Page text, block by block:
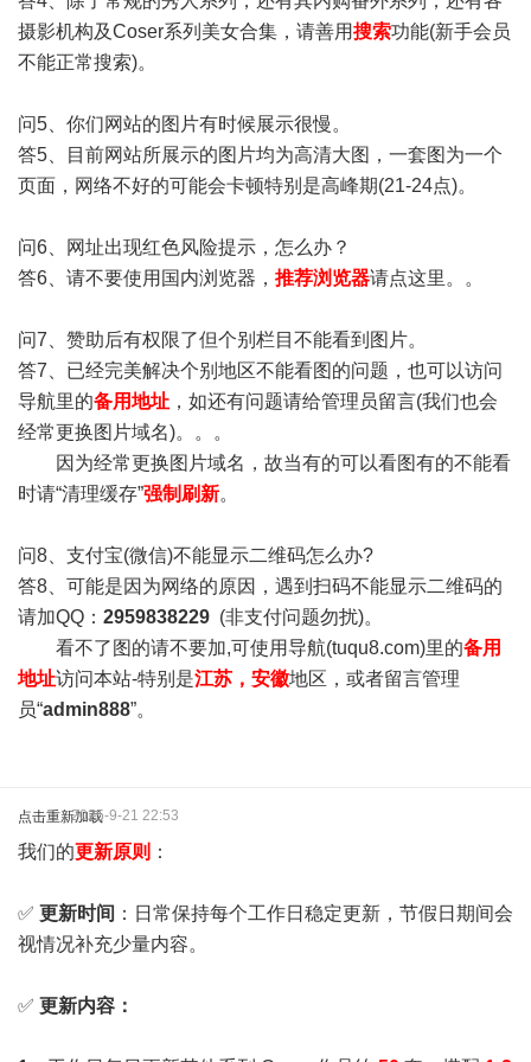
摄影机构及Coser系列美女合集，请善用搜索功能(新手会员
不能正常搜索)。
问5、你们网站的图片有时候展示很慢。
答5、目前网站所展示的图片均为高清大图，一套图为一个
页面，网络不好的可能会卡顿特别是高峰期(21-24点)。
问6、网址出现红色风险提示，怎么办？
答6、请不要使用国内浏览器， 推荐浏览器请点这里。。
问7、赞助后有权限了但个别栏目不能看到图片。
答7、已经完美解决个别地区不能看图的问题，也可以访问
导航里的备用地址 ，如还有问题请给管理员留言(我们也会
经常更换图片域名)。。。
因为经常更换图片域名，故当有的可以看图有的不能看
时请“清理缓存”强制刷新。
问8、支付宝(微信)不能显示二维码怎么办?
答8、可能是因为网络的原因，遇到扫码不能显示二维码的
请加QQ： 2959838229 (非支付问题勿扰)。
看不了图的请不要加,可使用导航(tuqu8.com)里的备用
地址访问本站-特别是江苏，安徽地区，或者留言管理
员“admin888”。
点击重新加载2025-9-21 22:53
我们的更新原则 ：
✅ 更新时间 ：日常保持每个工作日稳定更新，节假日期间会
视情况补充少量内容。
✅ 更新内容：